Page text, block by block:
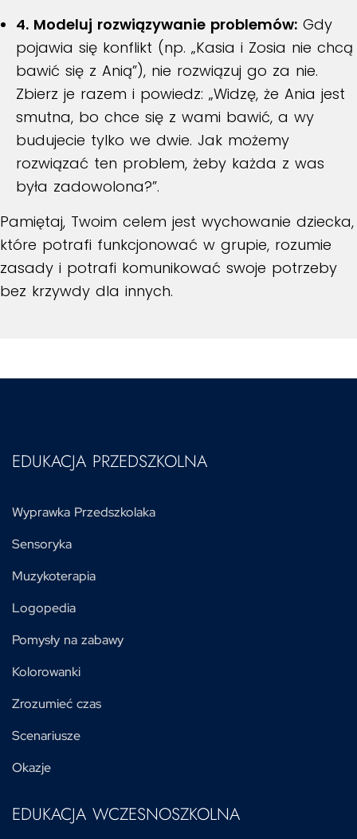
4. Modeluj rozwiązywanie problemów: Gdy
pojawia się konflikt (np. „Kasia i Zosia nie chcą
bawić się z Anią”), nie rozwiązuj go za nie.
Zbierz je razem i powiedz: „Widzę, że Ania jest
smutna, bo chce się z wami bawić, a wy
budujecie tylko we dwie. Jak możemy
rozwiązać ten problem, żeby każda z was
była zadowolona?”.
Pamiętaj, Twoim celem jest wychowanie dziecka,
które potrafi funkcjonować w grupie, rozumie
zasady i potrafi komunikować swoje potrzeby
bez krzywdy dla innych.
EDUKACJA PRZEDSZKOLNA
Wyprawka Przedszkolaka
Sensoryka
Muzykoterapia
Logopedia
Pomysły na zabawy
Kolorowanki
Zrozumieć czas
Scenariusze
Okazje
EDUKACJA WCZESNOSZKOLNA